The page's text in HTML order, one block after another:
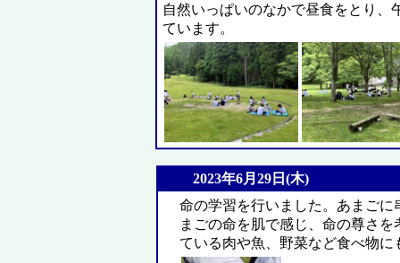
自然いっぱいのなかで昼食をとり、
ています。
2023年6月29日(木)
命の学習を行いました。あまご
まごの命を肌で感じ、命の尊さ
ている肉や魚、野菜など食べ物